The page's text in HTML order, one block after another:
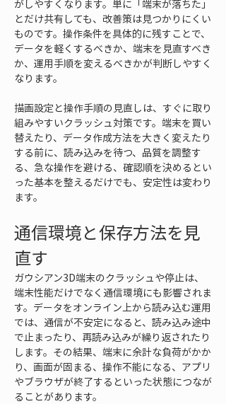
がしやすくなります。単に「端末が落ちた」
とだけ共有しても、改善策は見つかりにくい
ものです。操作条件を具体的に残すことで、
データを軽くするべきか、端末を見直すべき
か、運用手順を変えるべきかが判断しやすく
なります。
描画設定と操作手順の見直しは、すぐに取り
組みやすいクラッシュ対策です。端末を買い
替えたり、データ作成方法を大きく変えたり
する前に、読み込みを待つ、品質を調整す
る、急な操作を避ける、確認順を決めるとい
った基本を整えるだけでも、安定性は変わり
ます。
通信環境と保存方法を見
直す
ガウシアン3D端末のクラッシュや停止は、
端末性能だけでなく通信環境にも影響されま
す。データをオンライン上から読み込む運用
では、通信が不安定になると、読み込み途中
で止まったり、再読み込みが繰り返されたり
します。その結果、端末に余計な負荷がかか
り、画面が固まる、操作不能になる、アプリ
やブラウザが終了するといった状態につなが
ることがあります。